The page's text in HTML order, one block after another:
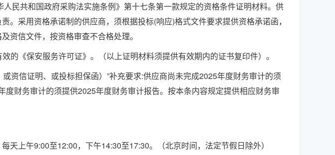
民共和国政府采购法实施条例》第十七条第一款规定的资格条件证明材料。供
。采用资格承诺制的供应商，须根据投标(响应)格式文件要求提供资格承诺函，
资信文件，按资格审查不合格处理。
的《保安服务许可证》。（以上证明材料须提供有效期内的证书复印件） 。
资信证明、或投标担保函）”补充要求:供应商尚未完成2025年度财务审计的须
度财务审计的须提供2025年度财务审计报告。按本条内容规定提供相应财务审
天上午9:00至12:00，下午14:30至17:30。（北京时间，法定节假日除外）